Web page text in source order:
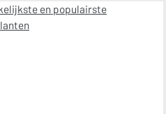
en populairste